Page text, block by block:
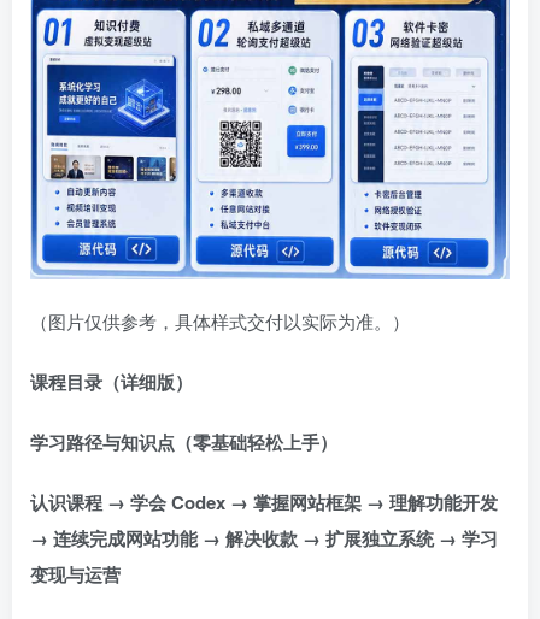
（图片仅供参考，具体样式交付以实际为准。）
课程目录（详细版）
学习路径与知识点（零基础轻松上手）
认识课程 → 学会 Codex → 掌握网站框架 → 理解功能开发
→ 连续完成网站功能 → 解决收款 → 扩展独立系统 → 学习
变现与运营